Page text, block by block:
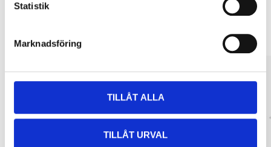
Statistik
Marknadsföring
TILLÅT ALLA
TILLÅT URVAL
Other customers also bought